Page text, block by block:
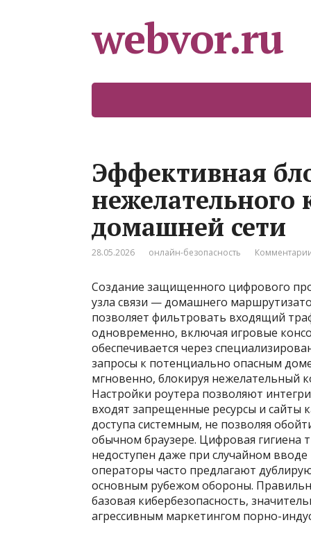
webvor.ru
Эффективная
нежелательного
домашней сети
28.05.2026 онлайн-безопасность
Создание защищенного цифрового
узла связи — домашнего
позволяет фильтровать входящий
одновременно, включая игровые
обеспечивается через
запросы к потенциально опасным
мгновенно, блокируя нежелательный
Настройки роутера позволяют
входят запрещенные ресурсы и сайты
доступа системным, не позволяя
обычном браузере. Цифровая гигиена
недоступен даже при случайном
операторы часто предлагают
основным рубежом обороны.
базовая кибербезопасность,
агрессивным маркетингом порно-